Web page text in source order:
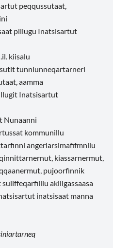
peqqussutaat,
pillugu Inatsisartut
kiisalu
tunniunneqartarneri
aamma
Inatsisartut
Nunaanni
kommunillu
angerlarsimafifmnilu
kiassarnermut,
pujoorfinnik
akiligassaasa
inatsisaat manna